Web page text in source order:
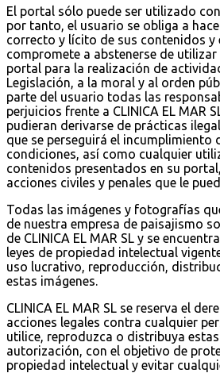
El portal sólo puede ser utilizado
por tanto, el usuario se obliga a
correcto y lícito de sus contenidos y
compromete a abstenerse de
portal para la realización de
Legislación, a la moral y al orden
parte del usuario todas las
perjuicios frente a CLINICA EL MAR
pudieran derivarse de prácticas
que se perseguirá el incumplimiento
condiciones, así como cualquier
contenidos presentados en su
acciones civiles y penales que le
Todas las imágenes y fotografías
de nuestra empresa de paisajismo
de CLINICA EL MAR SL y se
leyes de propiedad intelectual
uso lucrativo, reproducción,
estas imágenes.
CLINICA EL MAR SL se reserva el
acciones legales contra cualquier
utilice, reproduzca o distribuya
autorización, con el objetivo de
propiedad intelectual y evitar